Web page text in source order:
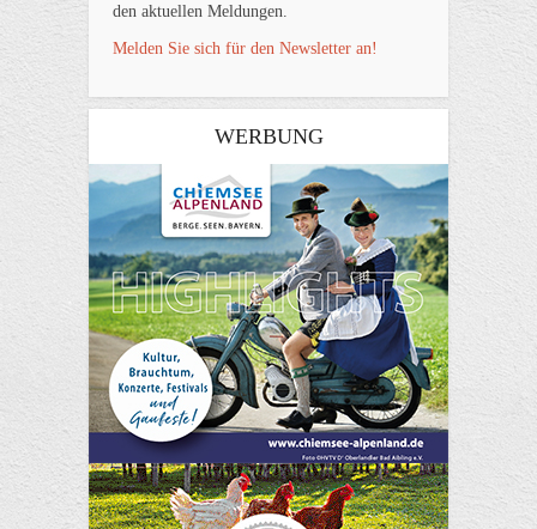
den aktuellen Meldungen.
Melden Sie sich für den Newsletter an!
WERBUNG